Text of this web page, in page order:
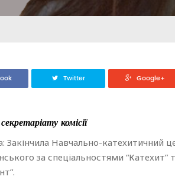
Twitter Google+
комісії
Закінчила Навчально-катехитичний
за спеціальностями “Катехит”